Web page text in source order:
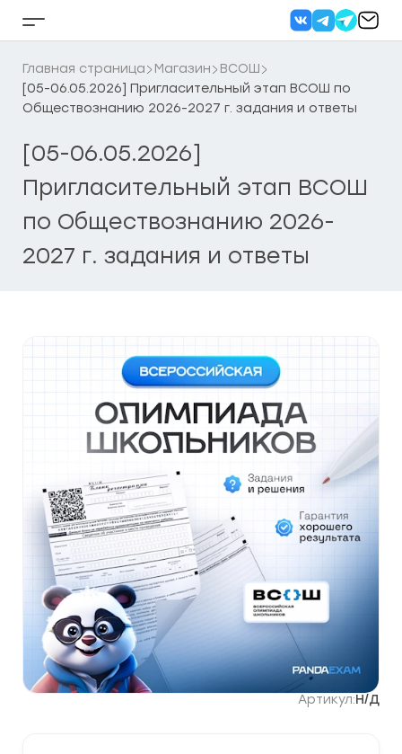
Кнопка
бокового
меню
Главная страница Магазин
ВСОШ
[05-06.05.2026] Пригласительный этап ВСОШ по
Обществознанию 2026-2027 г. задания и ответы
[05-06.05.2026]
Пригласительный этап ВСОШ
по Обществознанию 2026-
2027 г. задания и ответы
Артикул:Н/Д